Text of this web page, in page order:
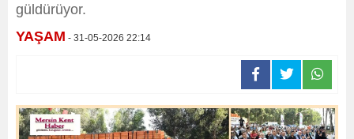
güldürüyor.
YAŞAM - 31-05-2026 22:14